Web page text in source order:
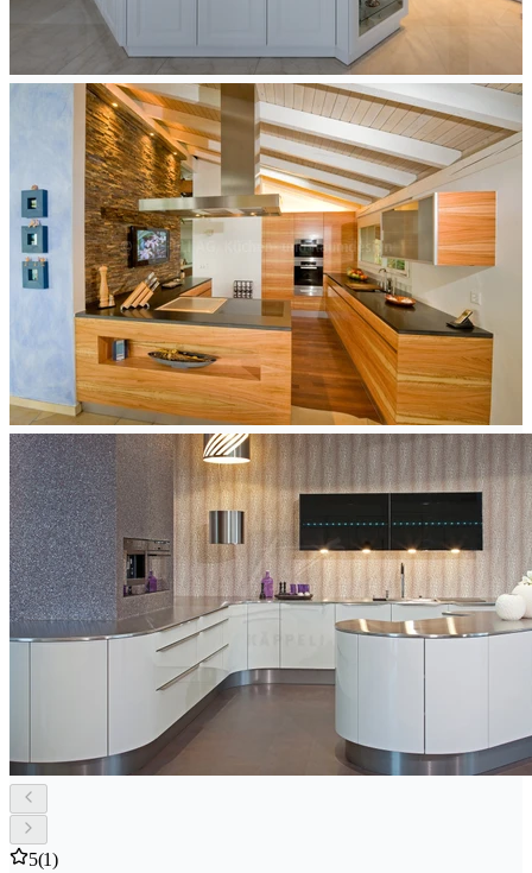
5(1)